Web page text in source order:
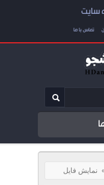
سایت
تماس با ما
نمایش فایل